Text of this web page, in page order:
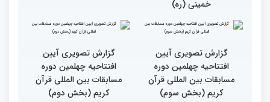
متسابقین چهلمین دوره
مسابقات بین المللی قرآن
کریم در مرقد مطهر امام
خمینی (ره)
افتتاحیه چهلمین دوره
مسابقات بین المللی قرآن
کریم (بخش چهارم)